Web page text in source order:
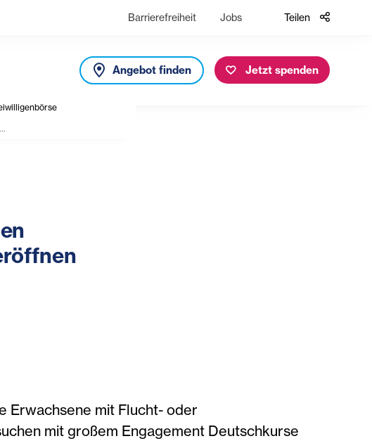
Barrierefreiheit Jobs Teilen
Angebot finden Jetzt spenden
Erwachsene mit Flucht- oder
mit großem Engagement Deutschkurse